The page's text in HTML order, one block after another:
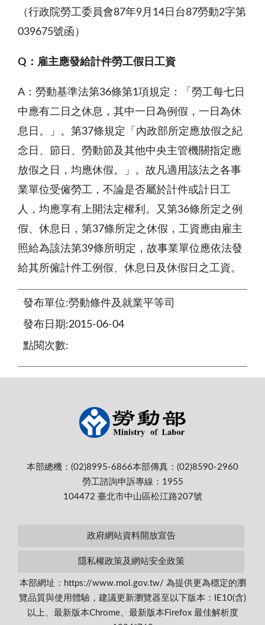
（行政院勞工委員會87年9月14日台87勞動2字第
039675號函）
Q：雇主應發給計件勞工假日工資
A：勞動基準法第36條第1項規定：「勞工每七日
中應有二日之休息，其中一日為例假，一日為休
息日。」。第37條規定「內政部所定應放假之紀
念日、節日、勞動節及其他中央主管機關指定應
放假之日，均應休假。」。故凡適用該法之各事
業單位受僱勞工，不論是否屬於計件或計日工
人，均應享有上開法定權利。又第36條所定之例
假、休息日，第37條所定之休假，工資應由雇主
照給為該法第39條所明定，故事業單位應依法發
給其所僱計件工例假、休息日及休假日之工資。
發布單位:勞動條件及就業平等司
發布日期:2015-06-04
點閱次數:
本部總機：(02)8995-6866本部傳真：(02)8590-2960
勞工諮詢申訴專線：1955
104472 臺北市中山區松江路207號
政府網站資料開放宣告
隱私權政策及網站安全政策
本部網址：https://www.mol.gov.tw/ 為提供更為穩定的瀏
覽品質與使用體驗，建議更新瀏覽器至以下版本：IE10(含)
以上、最新版本Chrome、最新版本Firefox 最佳解析度